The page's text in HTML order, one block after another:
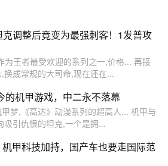
调整后竟变为最强刺客！1发普攻
为王者最受欢迎的系列之一,价格... 再接
换成常规的大司命,现在还在...
的机甲游戏，中二永不落幕
梦,《高达》动漫系列的超高人... 机甲与
吸引仇恨的坦克,一个是拥...
甲科技加持，国产车也要走国际范